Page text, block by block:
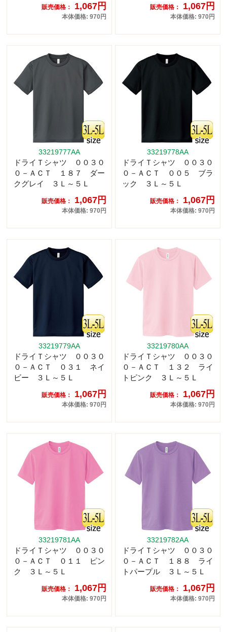
販売価格： 1,067円
本体価格: 970円
販売価格： 1,067円
本体価格: 970円
33219777AA
ドライＴシャツ ００３０
０－ＡＣＴ １８７ ダー
クグレイ ３Ｌ～５Ｌ
販売価格： 1,067円
本体価格: 970円
33219778AA
ドライＴシャツ ００３０
０－ＡＣＴ ００５ ブラ
ック ３Ｌ～５Ｌ
販売価格： 1,067円
本体価格: 970円
33219779AA
ドライＴシャツ ００３０
０－ＡＣＴ ０３１ ネイ
ビー ３Ｌ～５Ｌ
販売価格： 1,067円
本体価格: 970円
33219780AA
ドライＴシャツ ００３０
０－ＡＣＴ １３２ ライ
トピンク ３Ｌ～５Ｌ
販売価格： 1,067円
本体価格: 970円
33219781AA
ドライＴシャツ ００３０
０－ＡＣＴ ０１１ ピン
ク ３Ｌ～５Ｌ
販売価格： 1,067円
本体価格: 970円
33219782AA
ドライＴシャツ ００３０
０－ＡＣＴ １８８ ライ
トパープル ３Ｌ～５Ｌ
販売価格： 1,067円
本体価格: 970円